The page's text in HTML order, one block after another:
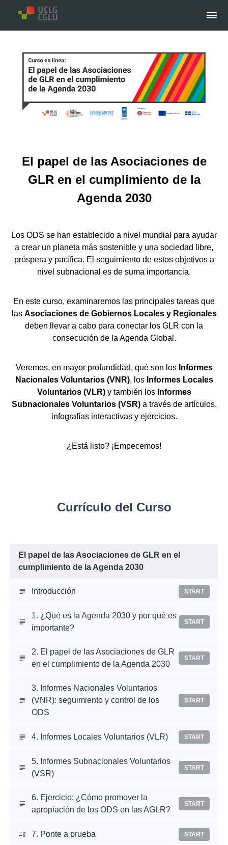
El papel de las Asociaciones de
GLR en el cumplimiento de la
Agenda 2030
Los ODS se han establecido a nivel mundial para ayudar
a crear un planeta más sostenible y una sociedad libre,
próspera y pacífica. El seguimiento de estos objetivos a
nivel subnacional es de suma importancia.
En este curso, examinaremos las principales tareas que
las Asociaciones de Gobiernos Locales y Regionales
deben llevar a cabo para conectar los GLR con la
consecución de la Agenda Global.
Veremos, en mayor profundidad, qué son los Informes
Nacionales Voluntarios (VNR), los Informes Locales
Voluntarios (VLR)y también los Informes
Subnacionales Voluntarios (VSR)a través de artículos,
infografías interactivas y ejercicios.
¿Está listo? ¡Empecemos!
Currículo del Curso
El papel de las Asociaciones de GLR en el
cumplimiento de la Agenda 2030
Introducción START
1. ¿Qué es la Agenda 2030 y por qué es
importante?
START
2. El papel de las Asociaciones de GLR
en el cumplimiento de la Agenda 2030
START
3. Informes Nacionales Voluntarios
(VNR): seguimiento y control de los
ODS
START
4. Informes Locales Voluntarios (VLR) START
5. Informes Subnacionales Voluntarios
(VSR)
START
6. Ejercicio: ¿Cómo promover la
apropiación de los ODS en las AGLR?
START
7. Ponte a prueba START